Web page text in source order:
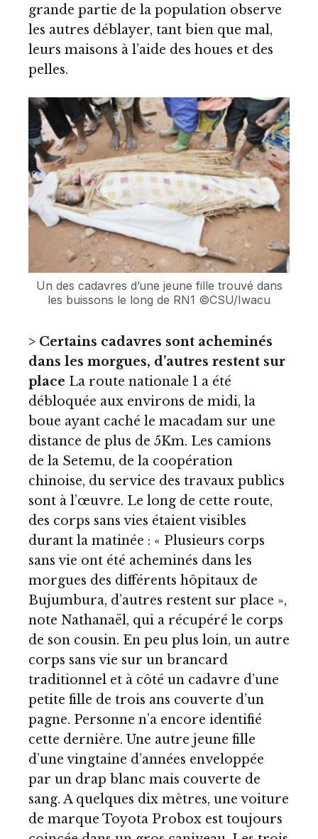
grande partie de la population observe
les autres déblayer, tant bien que mal,
leurs maisons à l’aide des houes et des
pelles.
Un des cadavres d’une jeune fille trouvé dans
les buissons le long de RN1 ©CSU/Iwacu
> Certains cadavres sont acheminés
dans les morgues, d’autres restent sur
place La route nationale 1 a été
débloquée aux environs de midi, la
boue ayant caché le macadam sur une
distance de plus de 5Km. Les camions
de la Setemu, de la coopération
chinoise, du service des travaux publics
sont à l’œuvre. Le long de cette route,
des corps sans vies étaient visibles
durant la matinée : « Plusieurs corps
sans vie ont été acheminés dans les
morgues des différents hôpitaux de
Bujumbura, d’autres restent sur place »,
note Nathanaël, qui a récupéré le corps
de son cousin. En peu plus loin, un autre
corps sans vie sur un brancard
traditionnel et à côté un cadavre d’une
petite fille de trois ans couverte d’un
pagne. Personne n’a encore identifié
cette dernière. Une autre jeune fille
d’une vingtaine d’années enveloppée
par un drap blanc mais couverte de
sang. A quelques dix mètres, une voiture
de marque Toyota Probox est toujours